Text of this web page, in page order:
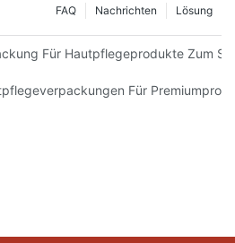
Lösung
Nachrichten
FAQ
Für Hautpflegeprodukte Zum
Für